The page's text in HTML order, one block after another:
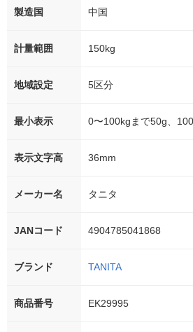
製造国 中国
計量範囲 150kg
地域設定 5区分
最小表示 0〜100kgまで50g、
表示文字高 36mm
メーカー名 タニタ
JANコード 4904785041868
ブランド TANITA
商品番号 EK29995